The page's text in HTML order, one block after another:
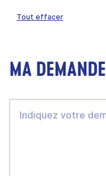
Tout effacer
MA DEMANDE